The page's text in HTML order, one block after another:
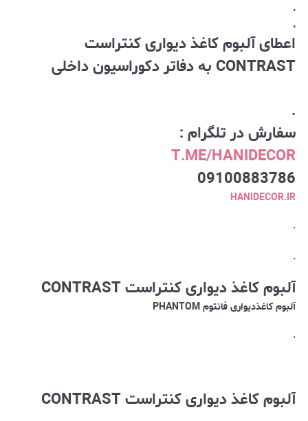
.
.
اعطای آلبوم کاغذ دیواری کنتراست
CONTRAST به دفاتر دکوراسیون داخلی
.
سفارش در تلگرام :
T.ME/HANIDECOR
09100883786
HANIDECOR.IR
.
.
آلبوم کاغذ دیواری کنتراست CONTRAST
آلبوم کاغذدیواری فانتوم PHANTOM
.
آلبوم کاغذ دیواری کنتراست CONTRAST